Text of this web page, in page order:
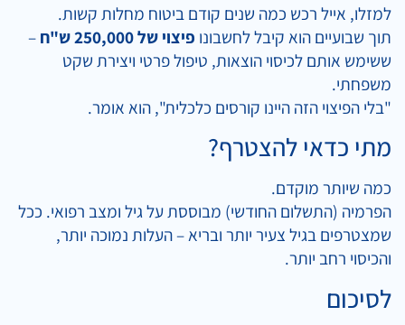
למזלו, אייל רכש כמה שנים קודם ביטוח מחלות קשות.
תוך שבועיים הוא קיבל לחשבונו פיצוי של 250,000 ש"ח
–
ששימש אותם לכיסוי הוצאות, טיפול פרטי ויצירת שקט
משפחתי.
"בלי הפיצוי הזה היינו קורסים כלכלית", הוא אומר.
מתי כדאי להצטרף?
כמה שיותר מוקדם.
הפרמיה (התשלום החודשי) מבוססת על גיל ומצב רפואי. ככל
שמצטרפים בגיל צעיר יותר ובריא – העלות נמוכה יותר,
והכיסוי רחב יותר.
לסיכום